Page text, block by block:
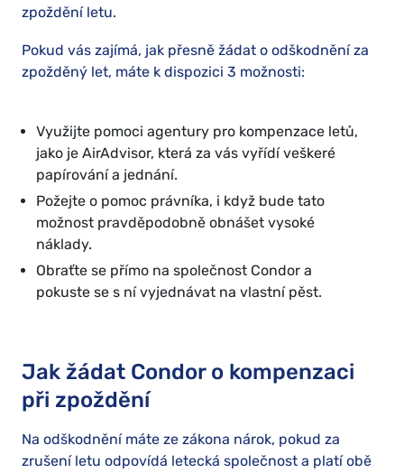
zpoždění letu.
Pokud vás zajímá, jak přesně žádat o odškodnění za
zpožděný let, máte k dispozici 3 možnosti:
Využijte pomoci agentury pro kompenzace letů,
jako je AirAdvisor, která za vás vyřídí veškeré
papírování a jednání.
Požejte o pomoc právníka, i když bude tato
možnost pravděpodobně obnášet vysoké
náklady.
Obraťte se přímo na společnost Condor a
pokuste se s ní vyjednávat na vlastní pěst.
Jak žádat Condor o kompenzaci
při zpoždění
Na odškodnění máte ze zákona nárok, pokud za
zrušení letu odpovídá letecká společnost a platí obě